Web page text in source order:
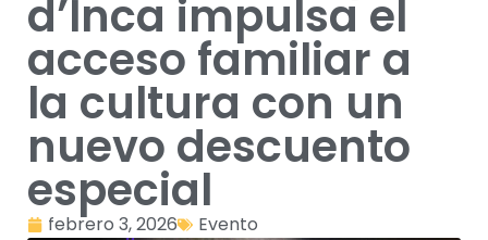
d’Inca impulsa el
acceso familiar a
la cultura con un
nuevo descuento
especial
febrero 3, 2026 Evento